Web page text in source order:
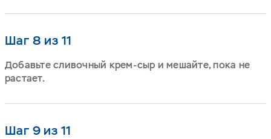
Шаг 8 из 11
Добавьте сливочный крем-сыр и мешайте, пока не
растает.
Шаг 9 из 11